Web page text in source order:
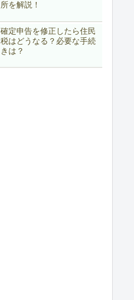
所を解説！
確定申告を修正したら住民
税はどうなる？必要な手続
きは？